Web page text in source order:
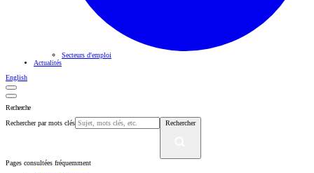
Secteurs d'emploi
Actualités
English
Recherche
Rechercher par mots clés Rechercher
Pages consultées fréquemment